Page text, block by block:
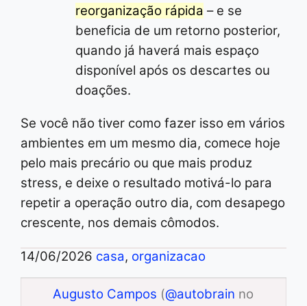
reorganização rápida – e se
beneficia de um retorno posterior,
quando já haverá mais espaço
disponível após os descartes ou
doações.
Se você não tiver como fazer isso em vários
ambientes em um mesmo dia, comece hoje
pelo mais precário ou que mais produz
stress, e deixe o resultado motivá-lo para
repetir a operação outro dia, com desapego
crescente, nos demais cômodos.
14/06/2026 casa, organizacao
Augusto Campos (@autobrain no